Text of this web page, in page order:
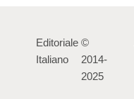
Editoriale
Italiano
©
2014-
2025